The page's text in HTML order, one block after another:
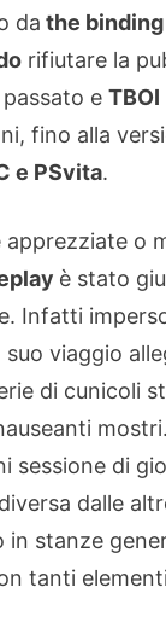
da the
rifiutare la
e TBOI
fino alla
e PSvita.
apprezziate o
è stato
Infatti
suo viaggio
di cunicoli
sessione di
dalle
in stanze
tanti